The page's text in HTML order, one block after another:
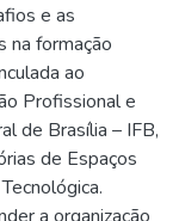
e as
na formação
ao
Profissional e
de Brasília – IFB,
de Espaços